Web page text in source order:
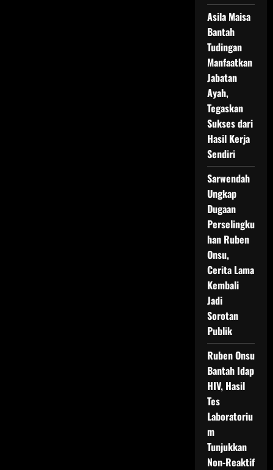
Asila Maisa
Bantah
Tudingan
Manfaatkan
Jabatan
Ayah,
Tegaskan
Sukses dari
Hasil Kerja
Sendiri
Sarwendah
Ungkap
Dugaan
Perselingku
han Ruben
Onsu,
Cerita Lama
Kembali
Jadi
Sorotan
Publik
Ruben Onsu
Bantah Idap
HIV, Hasil
Tes
Laboratoriu
m
Tunjukkan
Non-Reaktif